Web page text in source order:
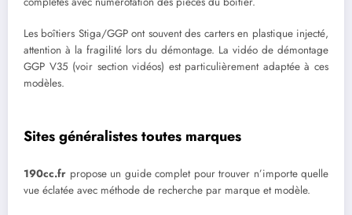
Les boîtiers Stiga/GGP ont souvent des carters en plastique injecté,
attention à la fragilité lors du démontage. La vidéo de démontage
GGP V35 (voir section vidéos) est particulièrement adaptée à ces
modèles.
Sites généralistes toutes marques
190cc.fr propose un guide complet pour trouver n’importe quelle
vue éclatée avec méthode de recherche par marque et modèle.